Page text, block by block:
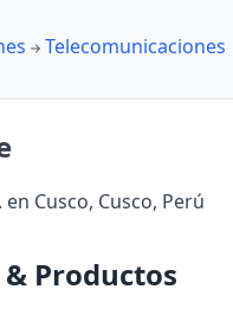
Telecomunicaciones
en Cusco, Cusco, Perú
Productos